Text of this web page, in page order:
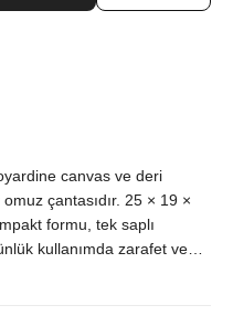
canvas ve deri
çantasıdır. 25 × 19 ×
formu, tek saplı
kullanımda zarafet ve